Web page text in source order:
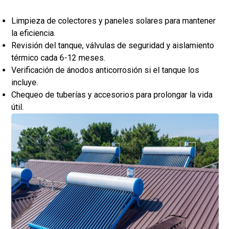
Limpieza de colectores y paneles solares para mantener
la eficiencia.
Revisión del tanque, válvulas de seguridad y aislamiento
térmico cada 6-12 meses.
Verificación de ánodos anticorrosión si el tanque los
incluye.
Chequeo de tuberías y accesorios para prolongar la vida
útil.